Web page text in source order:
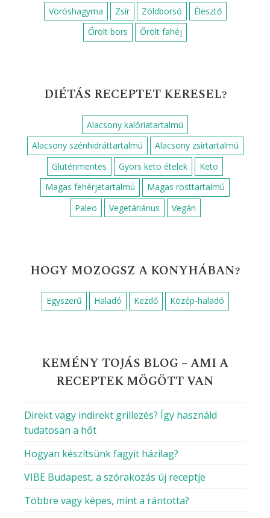
Vöröshagyma Zsír Zöldborsó
Élesztő
Őrölt bors
Őrölt fahéj
DIÉTÁS RECEPTET KERESEL?
Alacsony kalóriatartalmú
Alacsony szénhidráttartalmú
Alacsony zsírtartalmú
Gluténmentes
Gyors keto ételek
Keto
Magas fehérjetartalmú
Magas rosttartalmú
Paleo
Vegetáriánus Vegán
HOGY MOZOGSZ A KONYHÁBAN?
Egyszerű Haladó Kezdő Közép-haladó
KEMÉNY TOJÁS BLOG – AMI A
RECEPTEK MÖGÖTT VAN
Direkt vagy indirekt grillezés? Így használd
tudatosan a hőt
Hogyan készítsünk fagyit házilag?
VIBE Budapest, a szórakozás új receptje
Többre vagy képes, mint a rántotta?